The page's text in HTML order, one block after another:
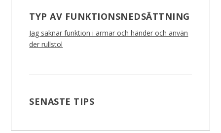
TYP AV FUNKTIONSNEDSÄTTNING
Jag saknar funktion i armar och händer och använ
der rullstol
SENASTE TIPS